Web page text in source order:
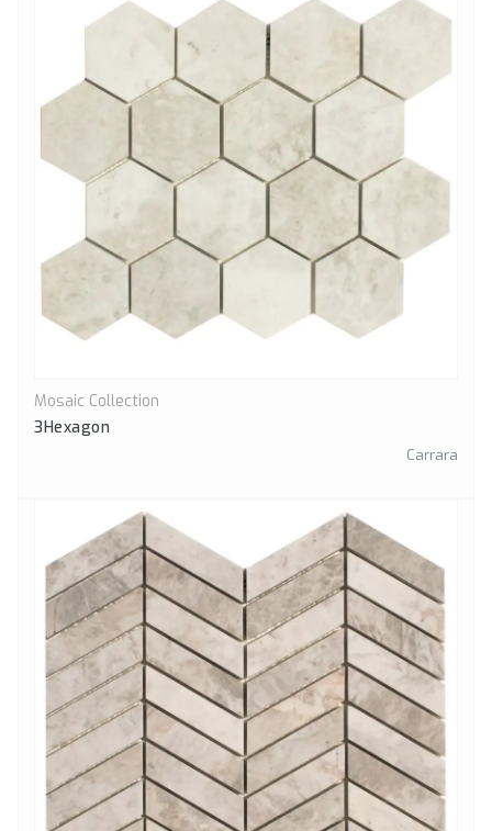
Mosaic Collection
3Hexagon
Carrara